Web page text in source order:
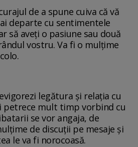
de a spune cuiva că vă
departe cu sentimentele
să aveți o pasiune sau două
vostru. Va fi o mulțime
legătura și relația cu
petrece mult timp vorbind cu
se vor angaja, de
de discuții pe mesaje și
le va fi norocoasă.